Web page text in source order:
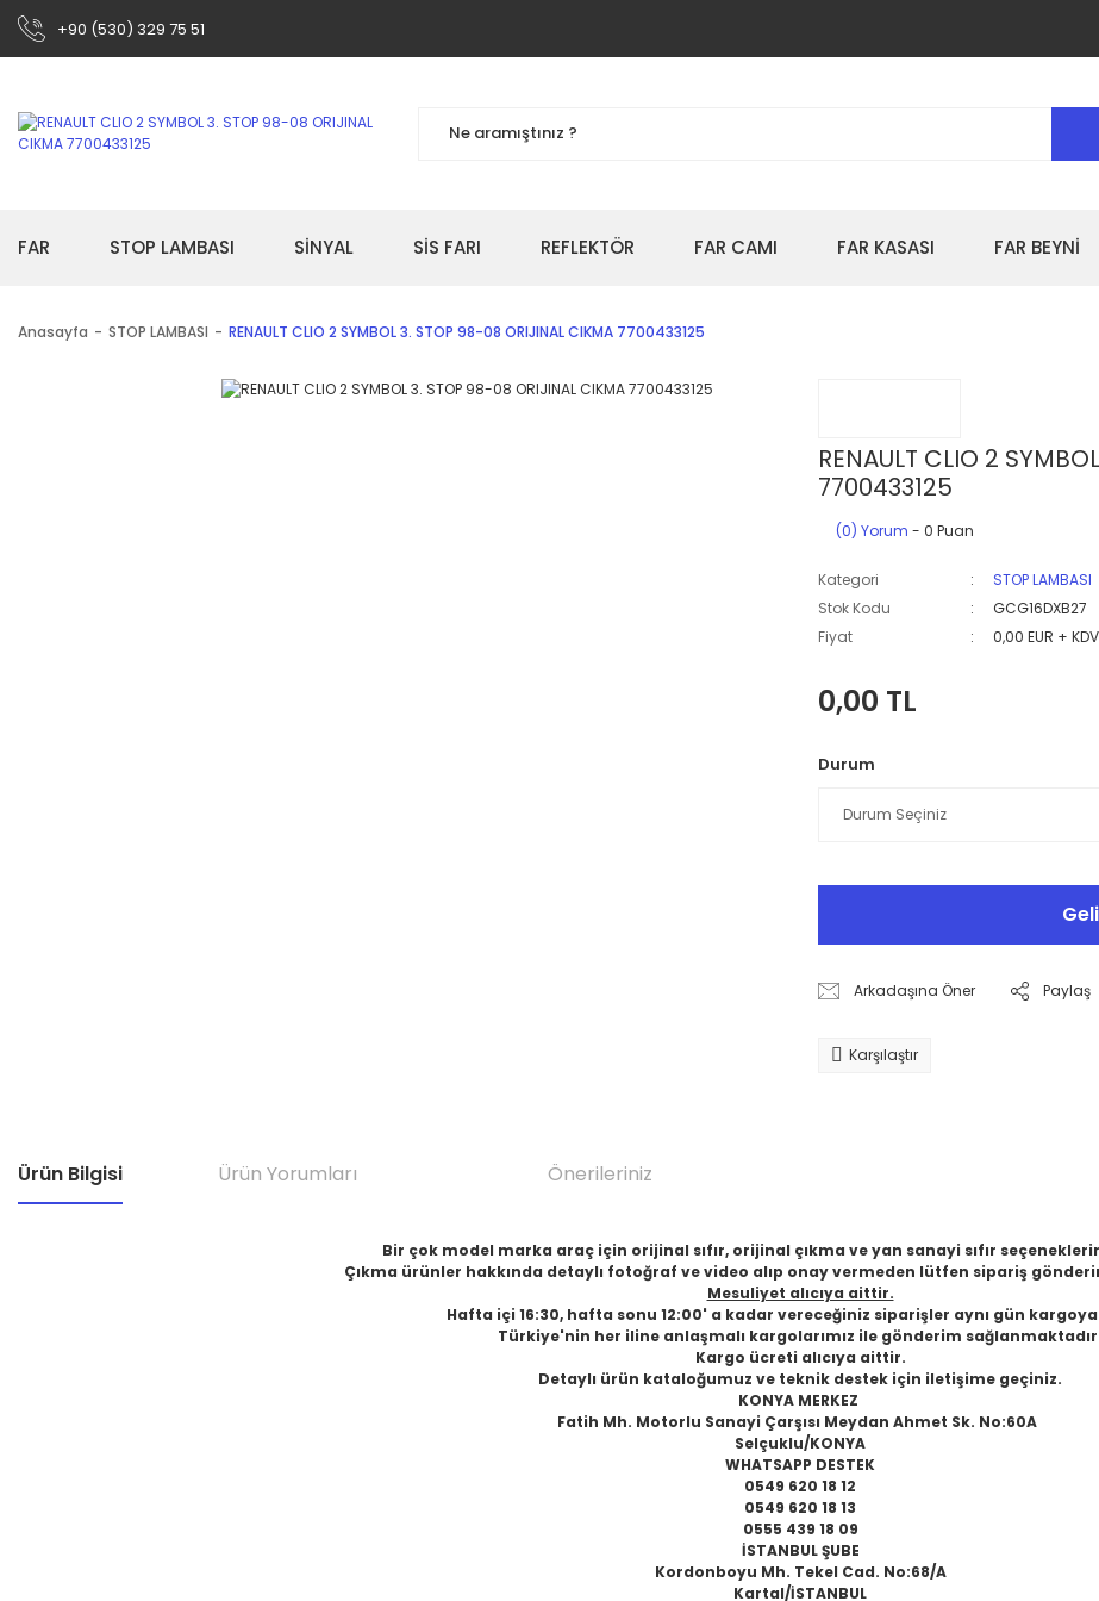
+90 (530) 329 75 51
FAR STOP LAMBASI SİNYAL SİS FARI REFLEKTÖR FAR CAMI FAR KASASI FAR BEYNİ
Anasayfa STOP LAMBASI RENAULT CLIO 2 SYMBOL 3. STOP 98-08 ORIJINAL CIKMA 7700433125
RENAULT CLIO 2
7700433125
(0) Yorum - 0 Puan
Kategori
STOP LAMBASI
Stok Kodu
GCG16DXB27
Fiyat
0,00 EUR + KDV
0,00 TL
Durum
Arkadaşına Öner Paylaş
Karşılaştır
Ürün Bilgisi Ürün Yorumları Önerileriniz
Bir çok model marka araç için orijinal sıfır, orijinal çıkma ve yan sanayi sıfır
Çıkma ürünler hakkında detaylı fotoğraf ve video alıp onay vermeden lütfen sipariş
Mesuliyet alıcıya aittir.
Hafta içi 16:30, hafta sonu 12:00' a kadar vereceğiniz siparişler aynı gün
Türkiye'nin her iline anlaşmalı kargolarımız ile gönderim
Kargo ücreti alıcıya aittir.
Detaylı ürün kataloğumuz ve teknik destek için iletişime geçiniz.
KONYA MERKEZ
Fatih Mh. Motorlu Sanayi Çarşısı Meydan Ahmet Sk. No:60A
Selçuklu/KONYA
WHATSAPP DESTEK
0549 620 18 12
0549 620 18 13
0555 439 18 09
İSTANBUL ŞUBE
Kordonboyu Mh. Tekel Cad. No:68/A
Kartal/İSTANBUL